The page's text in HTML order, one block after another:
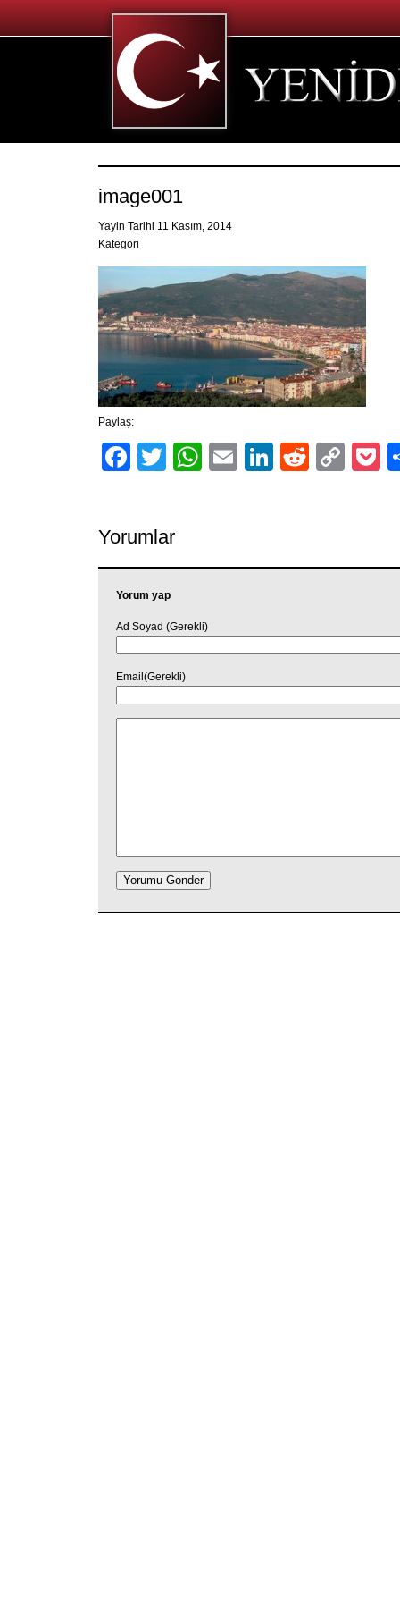
image001
Yayin Tarihi 11 Kasım, 2014
Kategori
Paylaş:
Facebook
TwitterWhatsApp
EmailLinkedIn
Reddit
Yorumlar
Yorum yap
Ad Soyad (Gerekli)
Email(Gerekli)